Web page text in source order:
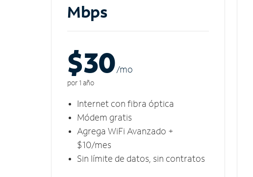
Mbps
$30/mo
por 1 año
Internet con fibra óptica
Módem gratis
Agrega WiFi Avanzado +
$10/mes
Sin límite de datos, sin contratos